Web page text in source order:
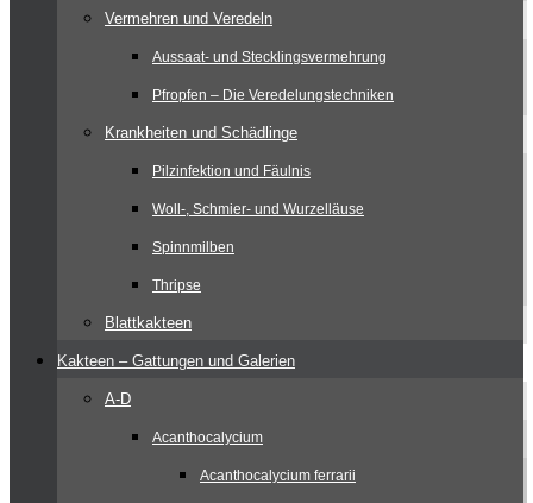
Vermehren und Veredeln
Aussaat- und Stecklingsvermehrung
Pfropfen – Die Veredelungstechniken
Krankheiten und Schädlinge
Pilzinfektion und Fäulnis
Woll-, Schmier- und Wurzelläuse
Spinnmilben
Thripse
Blattkakteen
Kakteen – Gattungen und Galerien
A-D
Acanthocalycium
Acanthocalycium ferrarii